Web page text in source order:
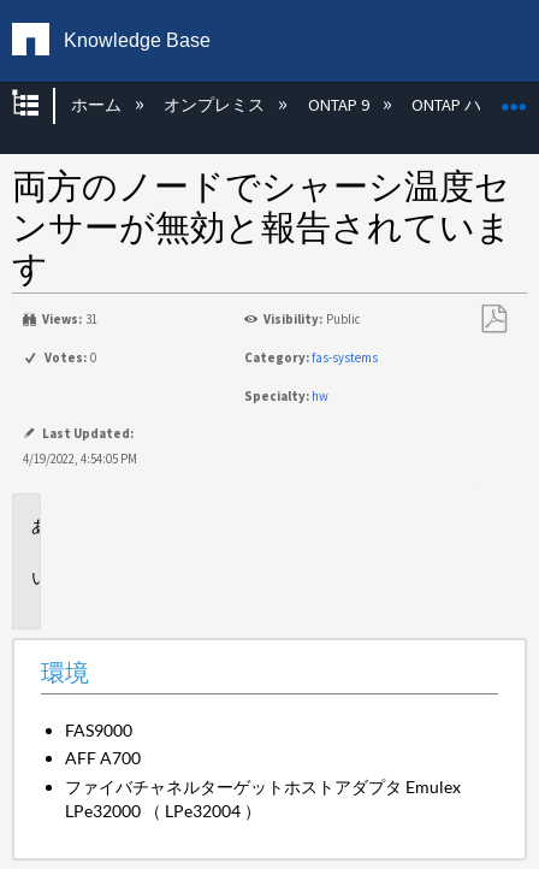
Knowledge Base
グローバル階層を展開/折りたたむ
ホーム オンプレミス ONTAP 9 ONTAP ハード
両方のノードでシャーシ温度セ
ンサーが無効と報告されていま
す
Views: 31 Visibility: Public
Votes: 0 Category:fas-systems
Specialty: hw
Last Updated:
4/19/2022, 4:54:05 PM
環境
FAS9000
AFF A700
ファイバチャネルターゲットホストアダプタ Emulex
LPe32000 （ LPe32004 ）